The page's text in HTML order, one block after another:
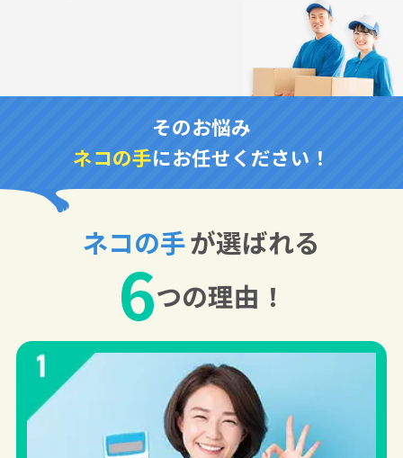
そのお悩み
ネコの手にお任せください！
ネコの手が選ばれる
6つの理由！